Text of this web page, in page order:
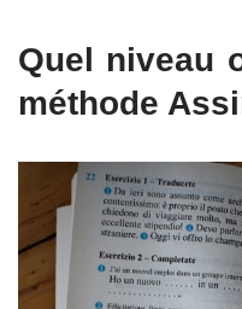
Quel niveau
méthode